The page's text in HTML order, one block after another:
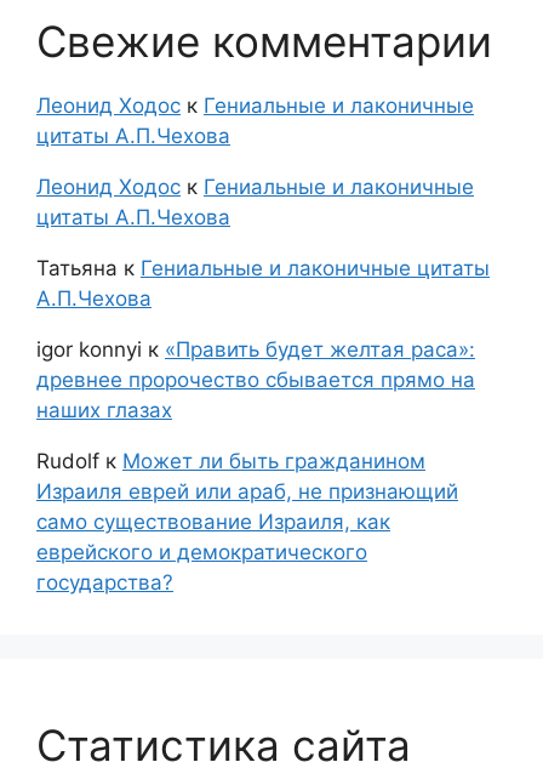
Свежие комментарии
Леонид Ходос к Гениальные и лаконичные
цитаты А.П.Чехова
Леонид Ходос к Гениальные и лаконичные
цитаты А.П.Чехова
Татьяна к Гениальные и лаконичные цитаты
А.П.Чехова
igor konnyi к «Править будет желтая раса»:
древнее пророчество сбывается прямо на
наших глазах
Rudolf к Может ли быть гражданином
Израиля еврей или араб, не признающий
само существование Израиля, как
еврейского и демократического
государства?
Статистика сайта